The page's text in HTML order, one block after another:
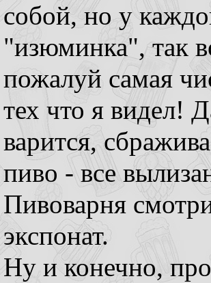
собой, но у
"изюминка", так
пожалуй самая
тех что я видел!
варится,
пиво - все
Пивоварня
экспонат.
Ну и конечно,